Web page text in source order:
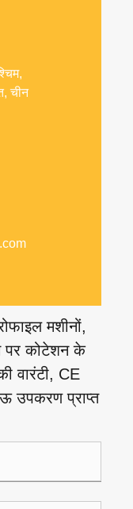
चीन
मशीनों,
पर कोटेशन के
वारंटी, CE
उपकरण प्राप्त